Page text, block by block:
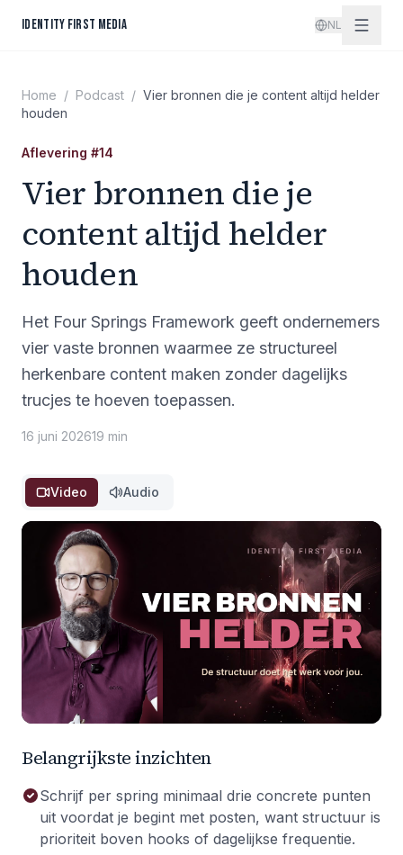
IDENTITY FIRST MEDIA NL
Home / Podcast / Vier bronnen die je content altijd helder
houden
Aflevering #14
Vier bronnen die je
content altijd helder
houden
Het Four Springs Framework geeft ondernemers
vier vaste bronnen waarmee ze structureel
herkenbare content maken zonder dagelijks
trucjes te hoeven toepassen.
16 juni 202619 min
Video Audio
Belangrijkste inzichten
Schrijf per spring minimaal drie concrete punten
uit voordat je begint met posten, want structuur is
prioriteit boven hooks of dagelijkse frequentie.